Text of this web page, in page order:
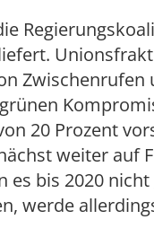
20 Prozent
weiter auf
es bis 2020
werde